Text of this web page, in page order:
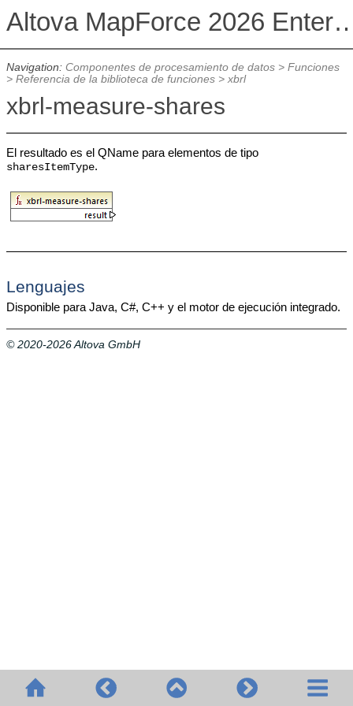
Altova MapForce 2026
Navigation: Componentes de procesamiento de datos> Funciones
> Referencia de la biblioteca de funciones> xbrl
xbrl-measure-shares
El resultado es el QName para elementos de tipo
sharesItemType.
Lenguajes
Disponible para Java, C#, C++ y el motor de ejecución integrado.
© 2020-2026 Altova GmbH